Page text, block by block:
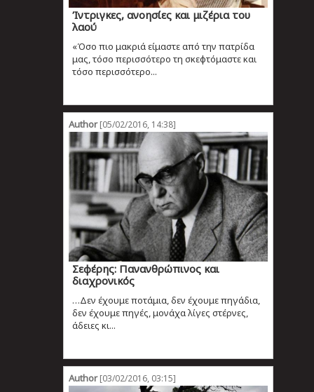
Ίντριγκες, ανοησίες και μιζέρια του
λαού
«Όσο πιο μακριά είμαστε από την πατρίδα
μας, τόσο περισσότερο τη σκεφτόμαστε και
τόσο περισσότερο...
Author[05/02/2016, 14:38]
Σεφέρης: Πανανθρώπινος και
διαχρονικός
…Δεν έχουμε ποτάμια, δεν έχουμε πηγάδια,
δεν έχουμε πηγές, μονάχα λίγες στέρνες,
άδειες κι...
Author[03/02/2016, 03:15]